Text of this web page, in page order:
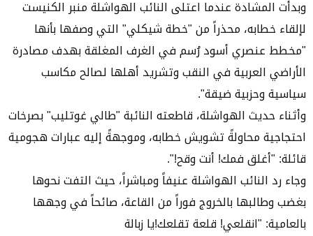
وبدأت المشادة عندما اعتلى النائب الهواشلة منبر الكنيست
لإلقاء خطابه، محذراً من "خطة شيكلي" التي وصفها بأنها
"مخطط عنصري أسود رُسم في الغرف المغلقة بهدف مصادرة
الأراضي العربية في النقب وتشريد أهلها لصالح مكاسب
سياسية وحزبية ضيقة".
وأثناء حديث الهواشلة، قاطعته النائبة "طالي غوتليب" بصرخات
احتجاجية محاولةً تشويش خطابه، وموجهةً إليه عبارات هجومية
قائلة: "أغلق فمك! أنت وقح!".
وجاء رد النائب الهواشلة عنيفاً ومباشراً، حيث التفت نحوها
بغضب وطالبها بالخروج فوراً من القاعة، صائحاً في وجهها
بالعامية: "انقلعي! قلعة تقلعك!يا زبالة